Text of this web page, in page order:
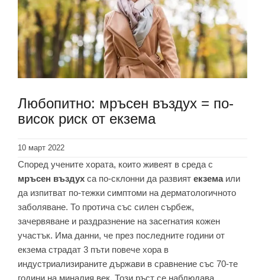
Любопитно: мръсен въздух = по-
висок риск от екзема
10 март 2022
Според учените хората, които живеят в среда с
мръсен въздух са по-склонни да развият екземаили
да изпитват по-тежки симптоми на дерматологичното
заболяване. То протича със силен сърбеж,
зачервяване и раздразнение на засегнатия кожен
участък. Има данни, че през последните години от
екзема страдат 3 пъти повече хора в
индустриализираните държави в сравнение със 70-те
години на миналия век. Този ръст се наблюдава